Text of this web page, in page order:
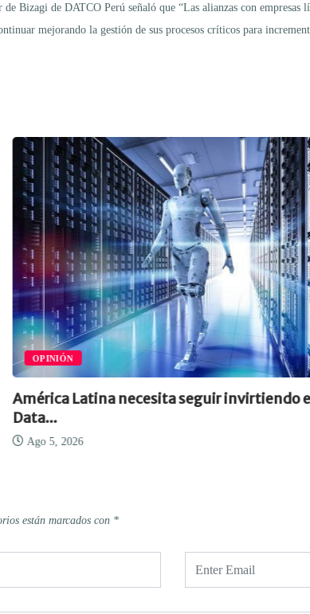
Bizagi de DATCO Perú señaló que “Las alianzas con
mejorando la gestión de sus procesos críticos para
OPINIÓN
América Latina necesita seguir invirtiendo
Data...
Ago 5, 2026
están marcados con *